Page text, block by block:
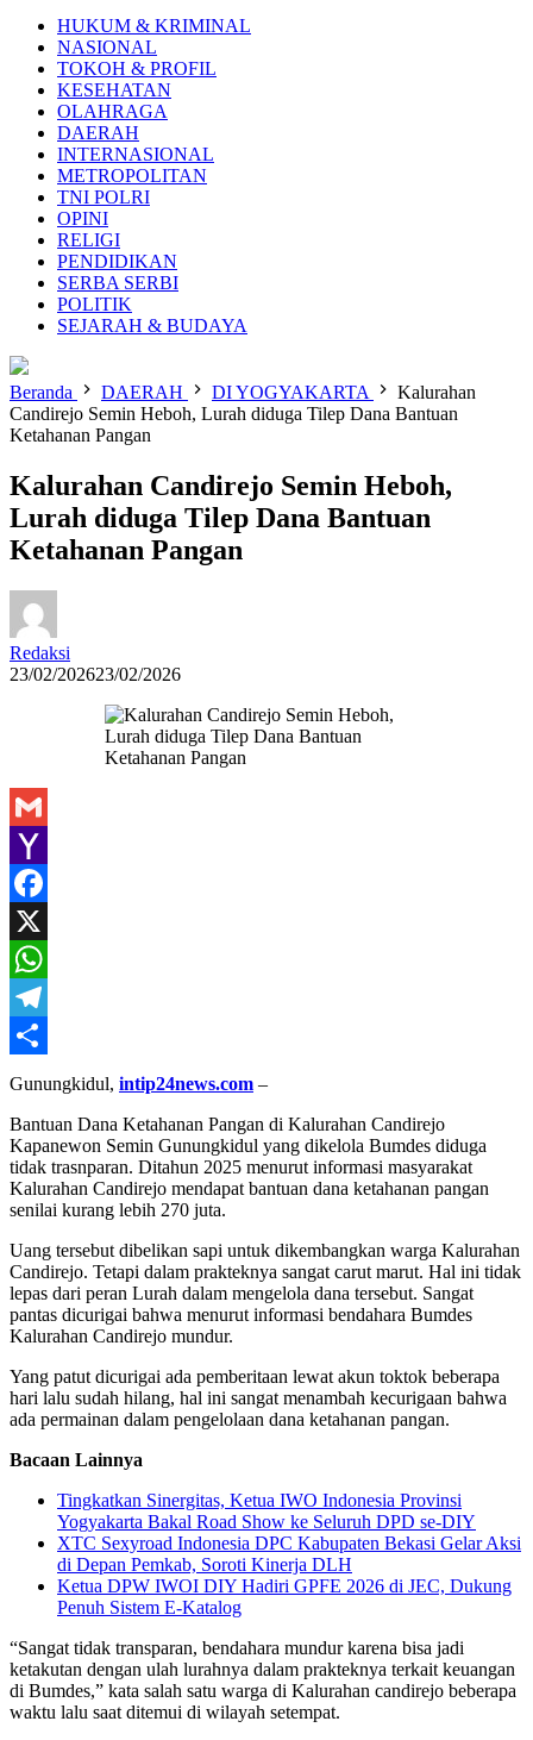
HUKUM & KRIMINAL
NASIONAL
TOKOH & PROFIL
KESEHATAN
OLAHRAGA
DAERAH
INTERNASIONAL
METROPOLITAN
TNI POLRI
OPINI
RELIGI
PENDIDIKAN
SERBA SERBI
POLITIK
SEJARAH & BUDAYA
Beranda DAERAH DI YOGYAKARTA
Kalurahan
Candirejo Semin Heboh, Lurah diduga Tilep Dana Bantuan
Ketahanan Pangan
Kalurahan Candirejo Semin Heboh,
Lurah diduga Tilep Dana Bantuan
Ketahanan Pangan
Redaksi
23/02/202623/02/2026
Gmail
Yahoo
Mail
Facebook
X
WhatsApp
Telegram
Share
Gunungkidul, intip24news.com –
Bantuan Dana Ketahanan Pangan di Kalurahan Candirejo
Kapanewon Semin Gunungkidul yang dikelola Bumdes diduga
tidak trasnparan. Ditahun 2025 menurut informasi masyarakat
Kalurahan Candirejo mendapat bantuan dana ketahanan pangan
senilai kurang lebih 270 juta.
Uang tersebut dibelikan sapi untuk dikembangkan warga Kalurahan
Candirejo. Tetapi dalam prakteknya sangat carut marut. Hal ini tidak
lepas dari peran Lurah dalam mengelola dana tersebut. Sangat
pantas dicurigai bahwa menurut informasi bendahara Bumdes
Kalurahan Candirejo mundur.
Yang patut dicurigai ada pemberitaan lewat akun toktok beberapa
hari lalu sudah hilang, hal ini sangat menambah kecurigaan bahwa
ada permainan dalam pengelolaan dana ketahanan pangan.
Bacaan Lainnya
Tingkatkan Sinergitas, Ketua IWO Indonesia Provinsi
Yogyakarta Bakal Road Show ke Seluruh DPD se-DIY
XTC Sexyroad Indonesia DPC Kabupaten Bekasi Gelar Aksi
di Depan Pemkab, Soroti Kinerja DLH
Ketua DPW IWOI DIY Hadiri GPFE 2026 di JEC, Dukung
Penuh Sistem E-Katalog
“Sangat tidak transparan, bendahara mundur karena bisa jadi
ketakutan dengan ulah lurahnya dalam prakteknya terkait keuangan
di Bumdes,” kata salah satu warga di Kalurahan candirejo beberapa
waktu lalu saat ditemui di wilayah setempat.